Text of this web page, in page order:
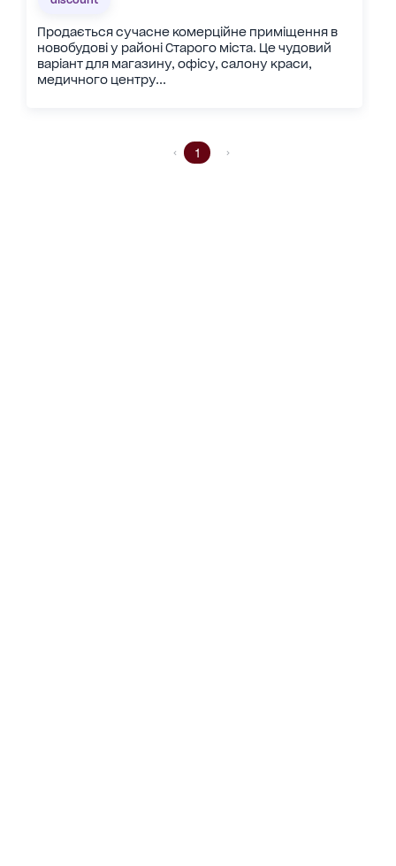
Продається сучасне комерційне приміщення в
новобудові у районі Старого міста. Це чудовий
варіант для магазину, офісу, салону краси,
медичного центру...
1